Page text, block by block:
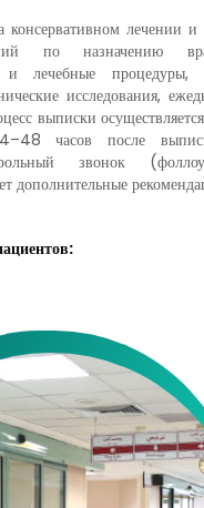
консервативном лечении и
по назначению
и лечебные процедуры,
исследования,
выписки
часов после
звонок
дополнительные